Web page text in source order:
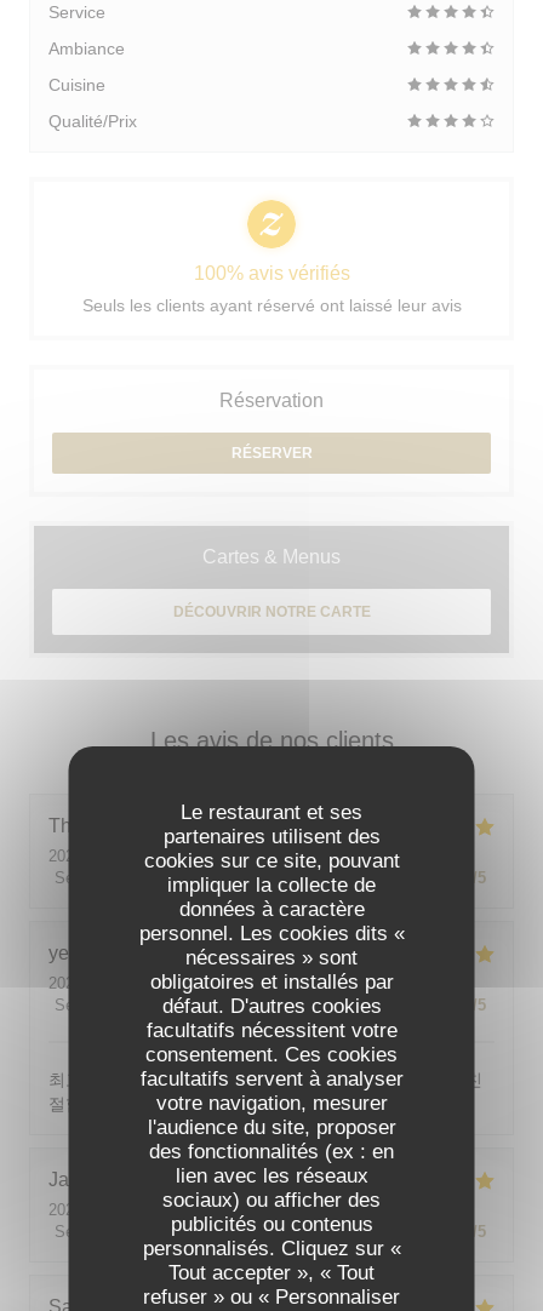
Le restaurant et ses
partenaires utilisent des
cookies sur ce site, pouvant
impliquer la collecte de
données à caractère
personnel. Les cookies dits «
nécessaires » sont
obligatoires et installés par
défaut. D'autres cookies
facultatifs nécessitent votre
consentement. Ces cookies
facultatifs servent à analyser
votre navigation, mesurer
l'audience du site, proposer
des fonctionnalités (ex : en
lien avec les réseaux
sociaux) ou afficher des
publicités ou contenus
personnalisés. Cliquez sur «
Tout accepter », « Tout
refuser » ou « Personnaliser
Les avis de nos clients
Theo
2026-08-01
- 19:00 - Couverts 2
Service
Ambiance: 5/5 Cuisine: 5/5 Qualité / Prix /5
yeonghun
2026-08-03
- 19:00 - Couverts 4
Service
Ambiance 5/5 Cuisine: 5/5 Qualité / Prix /5
최고의 분위기, 최고의 맛, 프랑스어가 서툴지만 서버가 친
절함
Jackie
2026-07-31
- 19:00 - Couverts 2
Service
Ambiance: 5/5 Cuisine: 5/5 Qualité / Prix /5
Sabine
Service
Ambiance
Cuisine
Qualité/Prix
100% avis vérifiés
Seuls les clients ayant réservé ont laissé leur avis
Réservation
RÉSERVER
Cartes & Menus
DÉCOUVRIR NOTRE CARTE